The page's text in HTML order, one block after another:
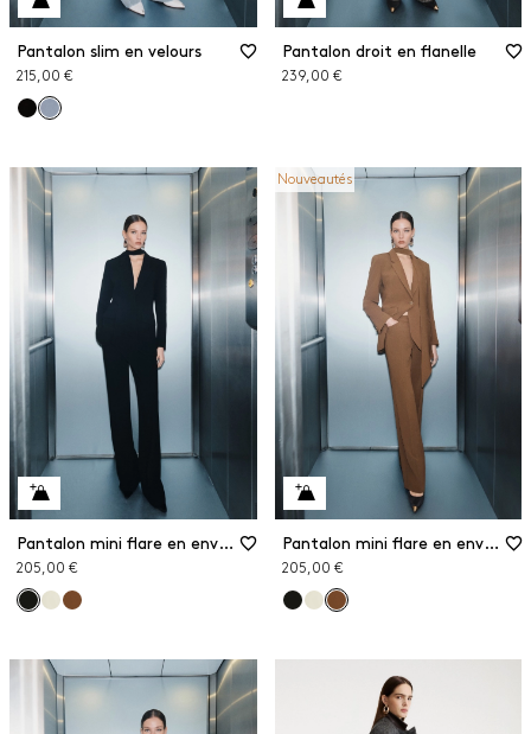
Pantalon slim en velours
215,00 €
Pantalon droit en flanelle
239,00 €
Pantalon mini flare en envers satin
205,00 €
Nouveautés
Pantalon mini flare en envers satin
205,00 €